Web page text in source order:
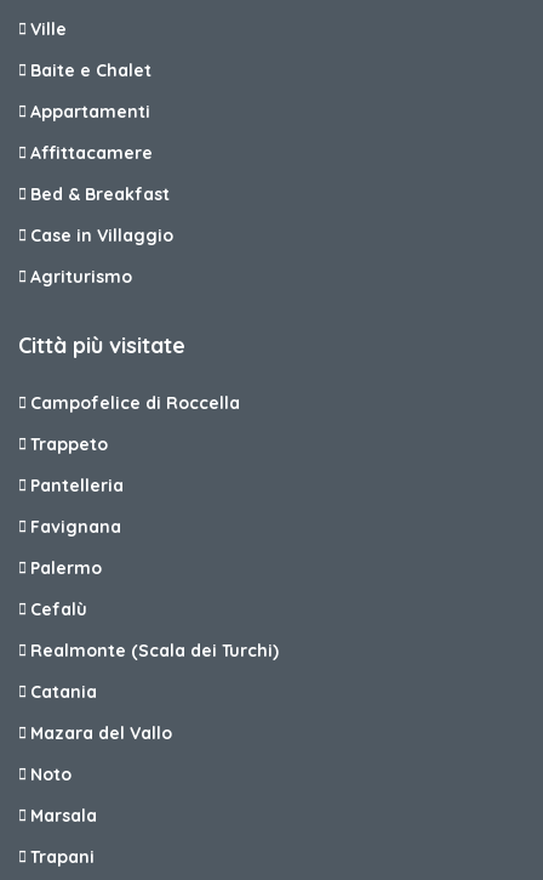
Ville
Baite e Chalet
Appartamenti
Affittacamere
Bed & Breakfast
Case in Villaggio
Agriturismo
Città più visitate
Campofelice di Roccella
Trappeto
Pantelleria
Favignana
Palermo
Cefalù
Realmonte (Scala dei Turchi)
Catania
Mazara del Vallo
Noto
Marsala
Trapani